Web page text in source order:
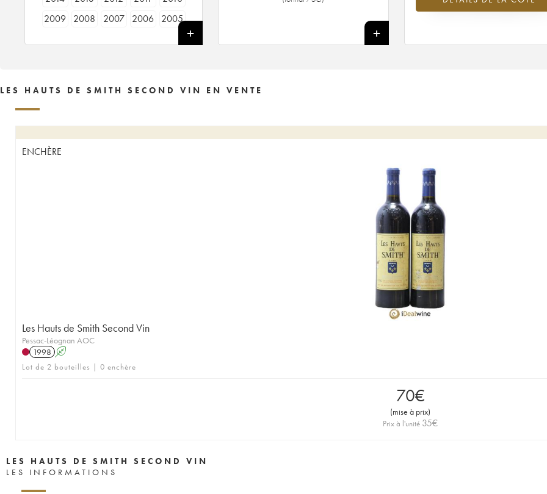
2009
2008 2007 2006
2005
+
2002 en 2026 par rapport à 2025
LES HAUTS DE SMITH SECOND VIN EN VENTE
ENCHÈRE
Les Hauts de Smith Second Vin
Pessac-Léognan AOC
1998 A
Lot de 2 bouteilles | 0 enchère
70€
(mise à prix)
Prix à l'unité 35€
LES HAUTS DE SMITH SECOND VIN
LES INFORMATIONS